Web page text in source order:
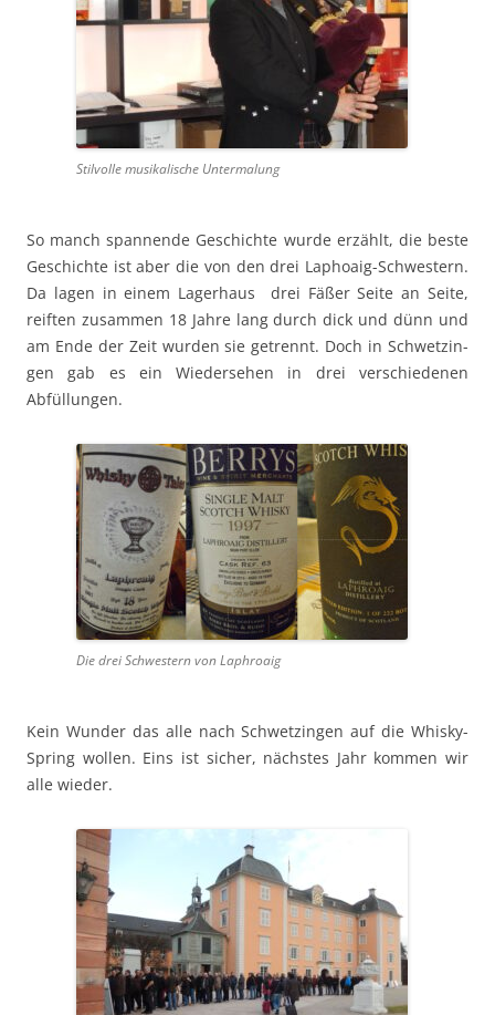
Stil­volle musikalis­che Untermalung
So manch span­nende Geschichte wurde erzählt, die beste
Geschichte ist aber die von den drei Laphoaig-Schwest­ern.
Da lagen in einem Lager­haus drei Fäßer Seite an Seite,
reiften zusam­men 18 Jahre lang durch dick und dünn und
am Ende der Zeit wur­den sie getren­nt. Doch in Schwet­zin­
gen gab es ein Wieder­se­hen in drei ver­schiede­nen
Abfüllungen.
Die drei Schwest­ern von Laphroaig
Kein Wun­der das alle nach Schwet­zin­gen auf die Whisky-
Spring wollen. Eins ist sich­er, näch­stes Jahr kom­men wir
alle wieder.